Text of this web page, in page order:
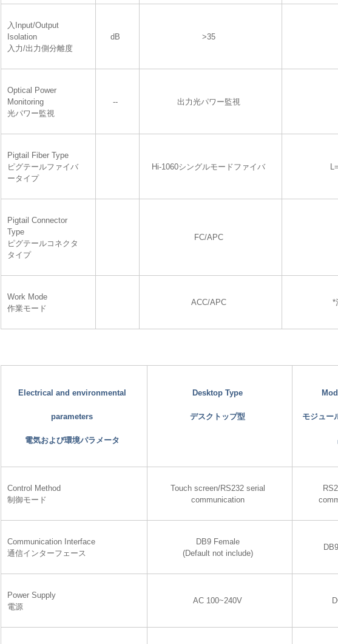
入Input/Output
Isolation
入力/出力側分離度
dB >35
Optical Power
Monitoring
光パワー監視
-- 出力光パワー監視
Pigtail Fiber Type
ピグテールファイバ
ータイプ
Hi-1060シングルモードファイバ
Pigtail Connector
Type
ピグテールコネクタ
タイプ
FC/APC
Work Mode
作業モード
ACC/APC *
Electrical and environmental
parameters
電気および環境パラメータ
Desktop Type
デスクトップ型 モジュー
Control Method
制御モード
Touch screen/RS232 serial
communication
Communication Interface
通信インターフェース
DB9 Female
(Default not include)
Power Supply
電源
AC 100~240V